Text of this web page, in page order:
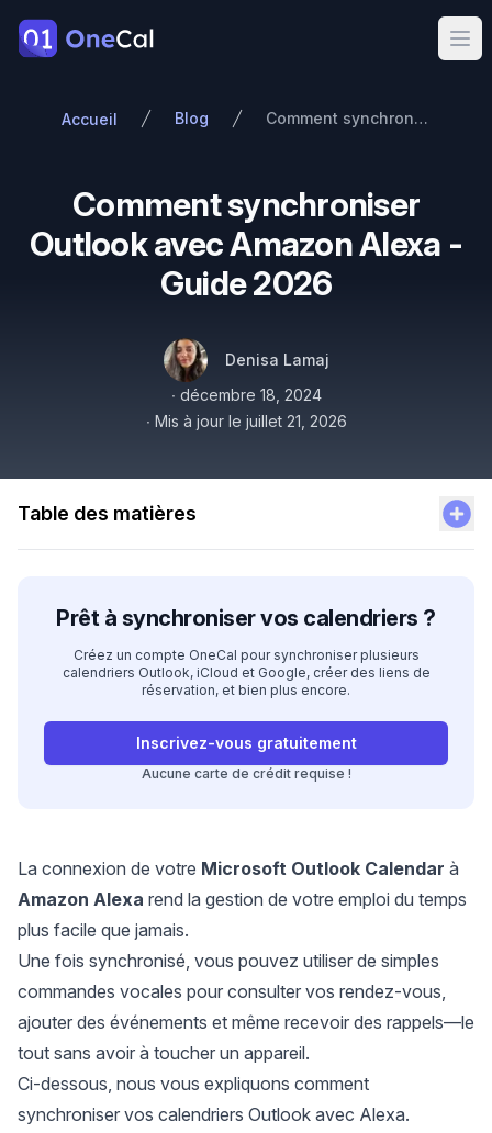
OneCal
Accueil Blog Comment synchroniser Outlook avec Amazon Alexa - Guide 2026
Comment synchroniser
Outlook avec Amazon Alexa -
Guide 2026
Auteurs
Nom
Twitter
Denisa Lamaj
Publié le
∙ décembre 18, 2024
∙ Mis à jour le juillet 21, 2026
Table des matières
Prêt à synchroniser vos calendriers ?
Créez un compte OneCal pour synchroniser plusieurs
calendriers Outlook, iCloud et Google, créer des liens de
réservation, et bien plus encore.
Inscrivez-vous gratuitement
Aucune carte de crédit requise !
La connexion de votre Microsoft Outlook Calendar à
Amazon Alexa rend la gestion de votre emploi du temps
plus facile que jamais.
Une fois synchronisé, vous pouvez utiliser de simples
commandes vocales pour consulter vos rendez-vous,
ajouter des événements et même recevoir des rappels—le
tout sans avoir à toucher un appareil.
Ci-dessous, nous vous expliquons comment
synchroniser vos calendriers Outlook avec Alexa.